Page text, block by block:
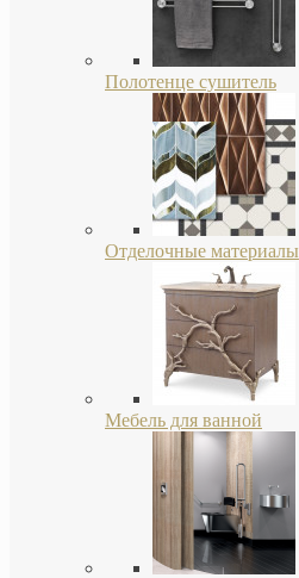
Полотенце сушитель
Отделочные материалы
Мебель для ванной